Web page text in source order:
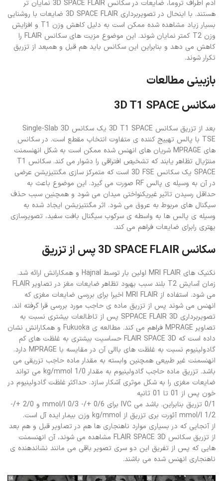
ادم اطراف تروما، ضایعات در سکانس 3D SPACE FLAIR نمایان تر
هستند. با اینحال در تصویربرداری 3D SPACE FLAIR ضایعات با روشنایی
بسیار زیاد مشاهده شده ممکن است به دلیل کاهش وزن T1 و افزایش
وزن T2 کمتر نمایان شوند. این موضوع مزیت های سکانس FLAIR را
کاهش می دهد و بنابراین این سکانس باید هم قبل و همبعد از تزریق
تکرار شوند.
بازبینی مطالعات
سکانس 3D T1 SPACE
بعد از تزریق سکانس 3D T1 SPACE یک سکانس Single-Slab 3D
TSE با پالس تهییج کننده ی متفاوت انتخاب مقطع است. در سکانس
های MPRAGE شریان های انهنس شده ممکن است به شکل انهنسمنت
مننژیال تظاهر یابند که تشخیص افتراقی را دشوار می کند. سکانس T1
SPACE یک سکانس 3D FSE است که متمرکز سازی مگنتیزیشن عرضی
در آن به وسیله ی پالس RF صورت می گیرد. این موضوع باعث به
حداقل رسیدن تاثیر غیریکنواختی میدان می شود و همچنین سبب حذف
سیگنال های مربوط به عروق می شود. اثر مگنتیزیشن ایجاد شده به
وسیله ی پالس ها به واسطه ی سرکوب سیگنال بافت سفید، تصویرسازی
بهتری رابرای ضایعات فراهم می کند.
سکانس 3D SPACE FLAIR پس از تزریق
نکنیک های MRI FLAIR اولین بار توسط Hajnal و همکارانش ارائه شد.
زمان آسایش T2 بلند سبب بهبود تظاهر ضایعات مغز در تصاویر FLAIR
می شود. استفاده از MRI FLAIR اخیرا برای بررسی ضایعات مغزی که
انهنس می شوند پس از تزریق ماده ی حاجب مورد بررسی قرا گرفته اند.
تصویربرداری SPPACE FLAIR 3D پس از تاطالعات بیشتری نسبت به
تصاویر MPRAGE فراهم می کند. مطالعه ی Fukuoka و همکارانش نشان
داده است که FLAIR SPACE 3D حساسیت بیشتری به غلظت های کم
گادولینیوم نسبت به غلظت های باالی آن در مقایسه با MPRAGE دارد.
انهنسمنت غیر طبیعی همچنین وابسته به مقدار ماده حاجب تزریقی می
باشد. تزریق ماده حاجب گادولینیوم به مقدار 1/0 kg/mmol می تواند
ضایعات مغزی را به شکل موثری آشکار سازد. حداکثر غلظت گادولینیوم در
خون پس از 01 تا 01 ثانیه
0/1 تزریق بنابراین. باشد می IVC برای 0/6 +/- 0/3 mmol/l و 2/0 +/-
1/2 mmol/l آئورت بری تزریق از kg/mmol وزن بیمار ایده آل است.
از آنجایی که در بسیاری موارد ناهنجاری ها هم در تصاویر قبل و هم بعد
از تزریق سکانس FLAIR SPACE 3D مشاهده می شوند، آن انهنسمنت
هایی که پس از تفریق این دو سری تصویر باقی می مانند نشاندهنده ی
ناهنجاری انهنس شده می باشند.